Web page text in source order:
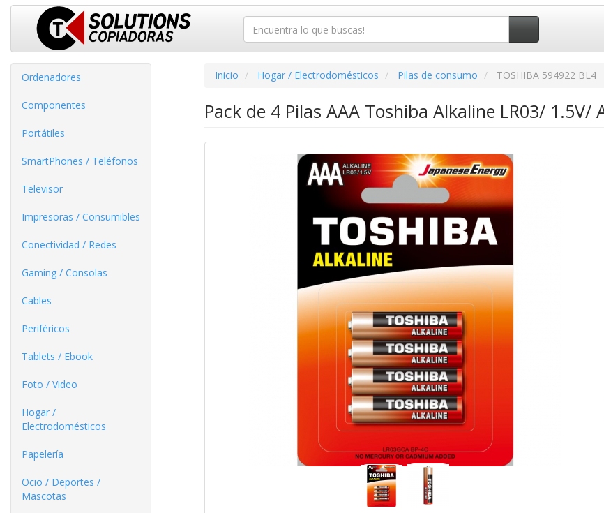
Ordenadores
Componentes
Portátiles
SmartPhones / Teléfonos
Televisor
Impresoras / Consumibles
Conectividad / Redes
Gaming / Consolas
Cables
Periféricos
Tablets / Ebook
Foto / Video
Hogar /
Electrodomésticos
Papelería
Ocio / Deportes /
Mascotas
Inicio Hogar / Electrodomésticos Pilas de consumo TOSHIBA 594922 BL4
Pack de 4 Pilas AAA Toshiba Alkaline LR03/ 1.5V/